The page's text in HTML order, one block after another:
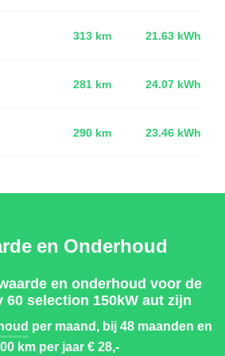
313 km 21.63 kWh
281 km 24.07 kWh
290 km 23.46 kWh
en Onderhoud
en onderhoud voor de
60 selection 150kW aut zijn
per maand, bij 48 maanden en
km per jaar€ 28,-